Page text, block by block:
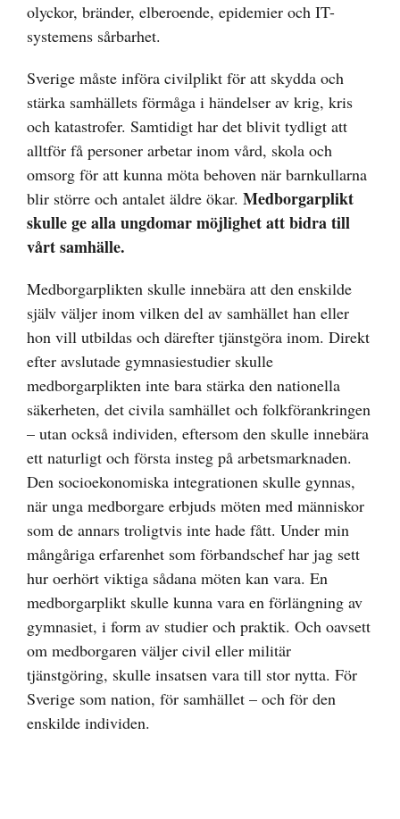
olyckor, bränder, elberoende, epidemier och IT-
systemens sårbarhet.
Sverige måste införa civilplikt för att skydda och
stärka samhällets förmåga i händelser av krig, kris
och katastrofer. Samtidigt har det blivit tydligt att
alltför få personer arbetar inom vård, skola och
omsorg för att kunna möta behoven när barnkullarna
blir större och antalet äldre ökar. Medborgarplikt
skulle ge alla ungdomar möjlighet att bidra till
vårt samhälle.
Medborgarplikten skulle innebära att den enskilde
själv väljer inom vilken del av samhället han eller
hon vill utbildas och därefter tjänstgöra inom. Direkt
efter avslutade gymnasiestudier skulle
medborgarplikten inte bara stärka den nationella
säkerheten, det civila samhället och folkförankringen
– utan också individen, eftersom den skulle innebära
ett naturligt och första insteg på arbetsmarknaden.
Den socioekonomiska integrationen skulle gynnas,
när unga medborgare erbjuds möten med människor
som de annars troligtvis inte hade fått. Under min
mångåriga erfarenhet som förbandschef har jag sett
hur oerhört viktiga sådana möten kan vara. En
medborgarplikt skulle kunna vara en förlängning av
gymnasiet, i form av studier och praktik. Och oavsett
om medborgaren väljer civil eller militär
tjänstgöring, skulle insatsen vara till stor nytta. För
Sverige som nation, för samhället – och för den
enskilde individen.